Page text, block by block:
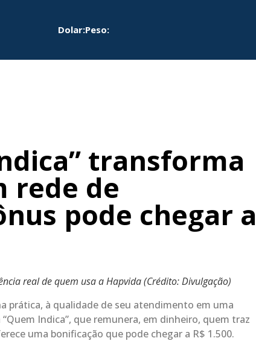
Dolar:Peso:
transforma
rede de
pode chegar a
real de quem usa a Hapvida (Crédito: Divulgação)
prática, à qualidade de seu atendimento em uma
Indica”, que remunera, em dinheiro, quem traz
uma bonificação que pode chegar a R$ 1.500.